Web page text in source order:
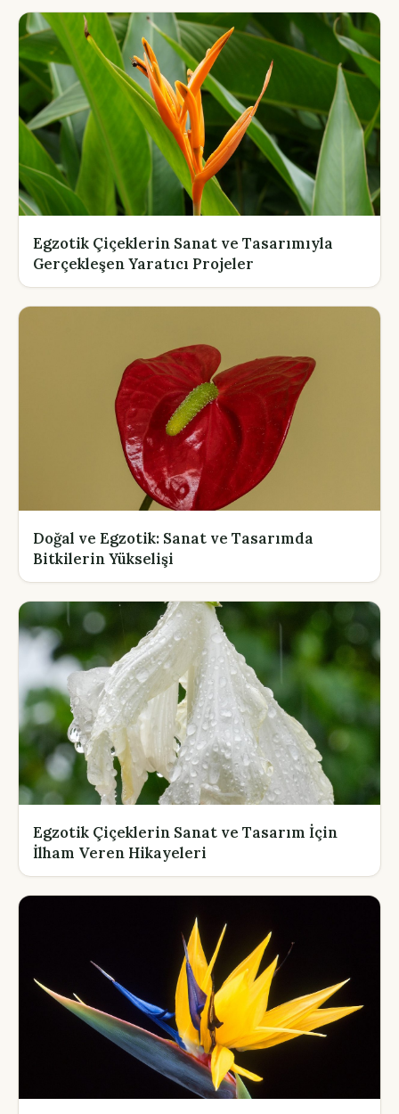
Egzotik Çiçeklerin Sanat ve Tasarımıyla
Gerçekleşen Yaratıcı Projeler
Doğal ve Egzotik: Sanat ve Tasarımda
Bitkilerin Yükselişi
Egzotik Çiçeklerin Sanat ve Tasarım İçin
İlham Veren Hikayeleri